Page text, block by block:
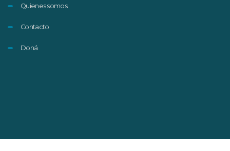
Quienes somos
Contacto
Doná